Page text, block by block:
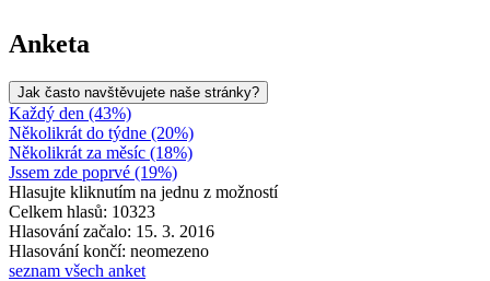
Anketa
Jak často navštěvujete naše stránky?
Každý den (43%)
Několikrát do týdne (20%)
Několikrát za měsíc (18%)
Jssem zde poprvé (19%)
Hlasujte kliknutím na jednu z možností
Celkem hlasů: 10323
Hlasování začalo: 15. 3. 2016
Hlasování končí: neomezeno
seznam všech anket